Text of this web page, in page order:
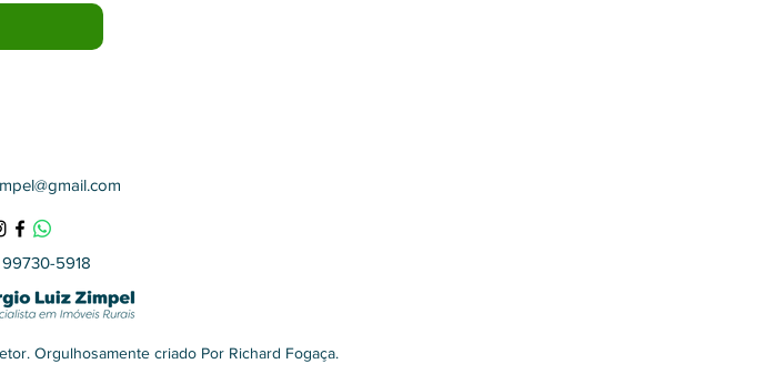
Orgulhosamente criado Por Richard Fogaça.
99730-5918